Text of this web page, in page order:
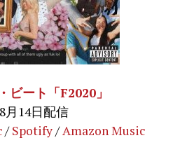
ビート「F2020」
月14日配信
/Spotify/Amazon Music